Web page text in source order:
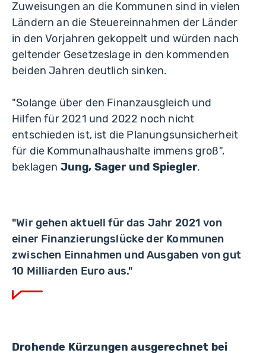
Zuweisungen an die Kommunen sind in vielen
Ländern an die Steuereinnahmen der Länder
in den Vorjahren gekoppelt und würden nach
geltender Gesetzeslage in den kommenden
beiden Jahren deutlich sinken.
"Solange über den Finanzausgleich und
Hilfen für 2021 und 2022 noch nicht
entschieden ist, ist die Planungsunsicherheit
für die Kommunalhaushalte immens groß",
beklagen Jung, Sager und Spiegler.
"Wir gehen aktuell für das Jahr 2021 von
einer Finanzierungslücke der Kommunen
zwischen Einnahmen und Ausgaben von gut
10 Milliarden Euro aus."
Drohende Kürzungen ausgerechnet bei